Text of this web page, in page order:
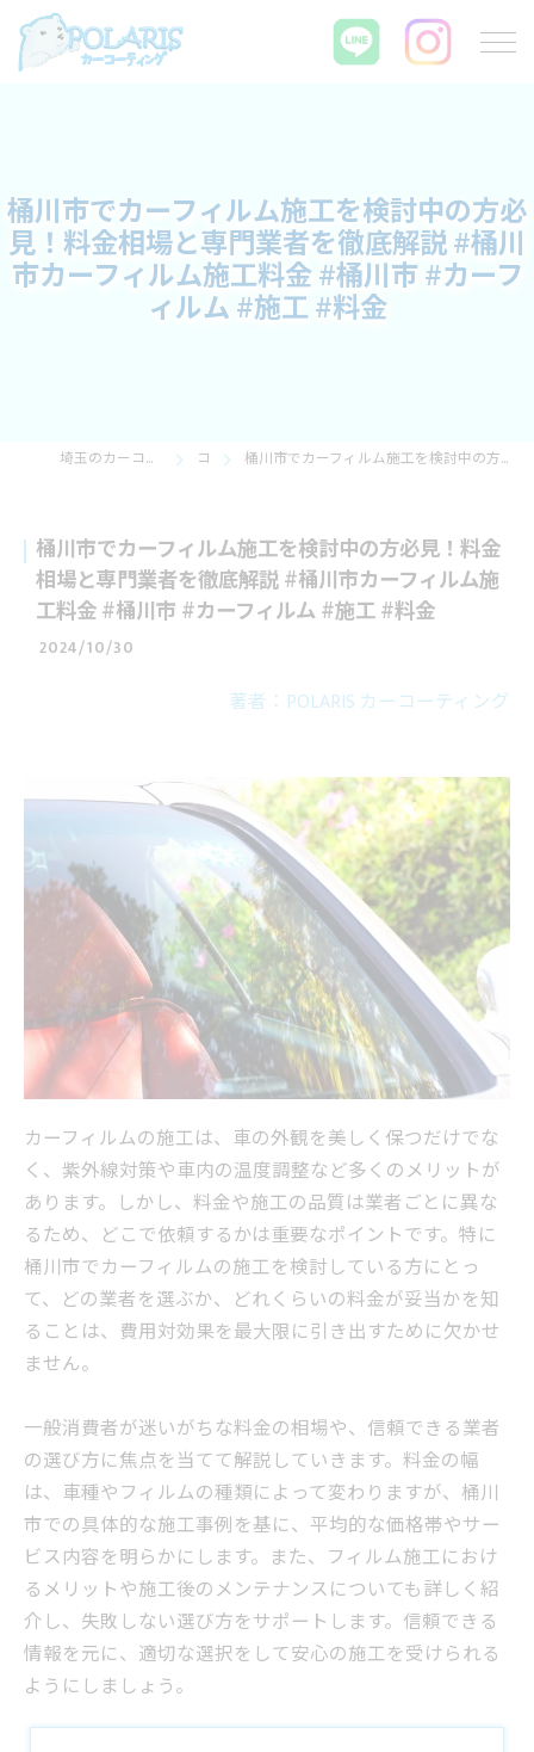
桶川市でカーフィルム施工を検討中の方必
見！料金相場と専門業者を徹底解説 #桶川
市カーフィルム施工料金 #桶川市 #カーフ
ィルム #施工 #料金
埼玉のカーコーティングならPOLARIS カーコーティング コラム 桶川市でカーフィルム施工を検討中の方必見！料金相場と専門業者を徹底解説 #桶川市カーフィルム施工料金 #桶川市 #カーフィルム #施工 #料金
桶川市でカーフィルム施工を検討中の方必見！料金
相場と専門業者を徹底解説 #桶川市カーフィルム施
工料金 #桶川市 #カーフィルム #施工 #料金
2024/10/30
著者：POLARIS カーコーティング
カーフィルムの施工は、車の外観を美しく保つだけでな
く、紫外線対策や車内の温度調整など多くのメリットが
あります。しかし、料金や施工の品質は業者ごとに異な
るため、どこで依頼するかは重要なポイントです。特に
桶川市でカーフィルムの施工を検討している方にとっ
て、どの業者を選ぶか、どれくらいの料金が妥当かを知
ることは、費用対効果を最大限に引き出すために欠かせ
ません。
一般消費者が迷いがちな料金の相場や、信頼できる業者
の選び方に焦点を当てて解説していきます。料金の幅
は、車種やフィルムの種類によって変わりますが、桶川
市での具体的な施工事例を基に、平均的な価格帯やサー
ビス内容を明らかにします。また、フィルム施工におけ
るメリットや施工後のメンテナンスについても詳しく紹
介し、失敗しない選び方をサポートします。信頼できる
情報を元に、適切な選択をして安心の施工を受けられる
ようにしましょう。